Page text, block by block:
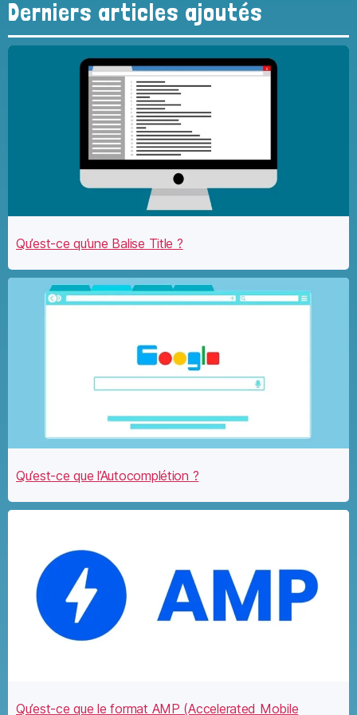
Derniers articles ajoutés
Qu’est-ce qu’une Balise Title ?
Qu’est-ce que l’Autocomplétion ?
Qu’est-ce que le format AMP (Accelerated Mobile